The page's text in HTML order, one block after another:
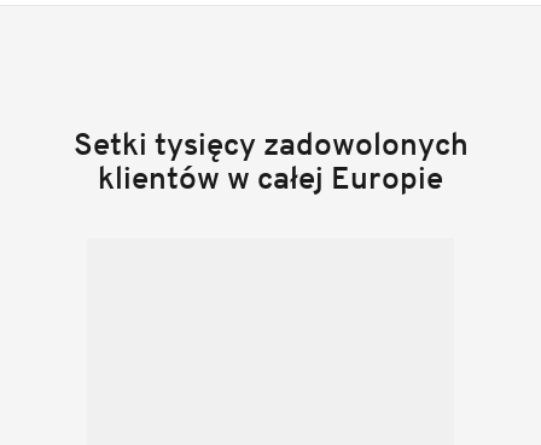
Setki tysięcy zadowolonych
klientów w całej Europie